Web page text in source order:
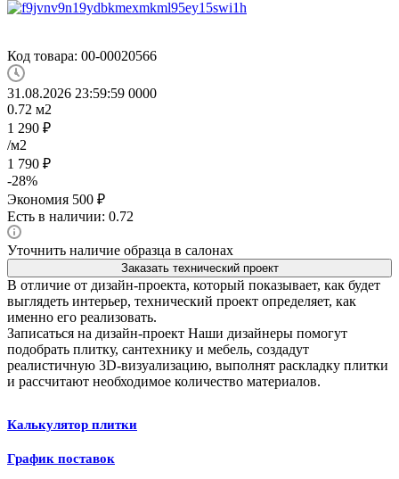
Код товара: 00-00020566
31.08.2026 23:59:59 0000
0.72 м2
1 290 ₽
/м2
1 790 ₽
-28%
Экономия 500 ₽
Есть в наличии: 0.72
Уточнить наличие образца в салонах
Заказать технический проект
В отличие от дизайн-проекта, который показывает, как будет
выглядеть интерьер, технический проект определяет, как
именно его реализовать.
Записаться на дизайн-проект Наши дизайнеры помогут
подобрать плитку, сантехнику и мебель, создадут
реалистичную 3D-визуализацию, выполнят раскладку плитки
и рассчитают необходимое количество материалов.
Калькулятор плитки
График поставок